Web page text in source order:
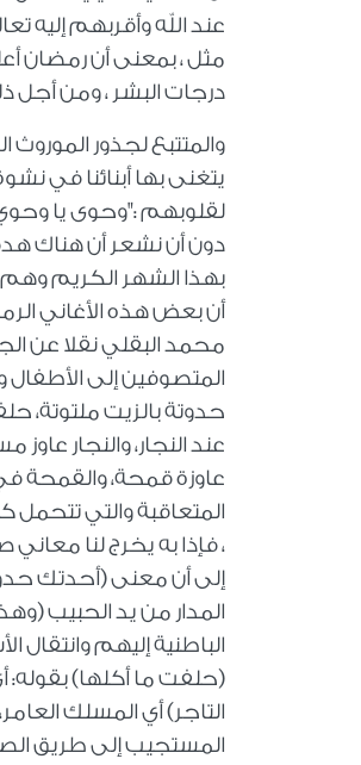
عند الله وأقربهم إليه
مثل ، بمعنى أن رمضان
درجات البشر ، ومن أجل
والمتتبع لجذور
يتغنى بها أبنائنا في
لقلوبهم :"وحوى يا
دون أن نشعر أن هناك
بهذا الشهر الكريم وهم
أن بعض هذه الأغاني
محمد البقلي نقلا عن
المتصوفين إلى
حدوتة بالزيت ملتوتة،
عند النجار، والنجار
عاوزة قمحة، والقمحة في
المتعاقبة والتي تتحمل
، فإذا به يخرج لنا
إلى أن معنى (أحدتك
المدار من يد الحبيب
الباطنية إليهم
(حلفت ما أكلها) بقوله:
التاجر) أي المسلك
المستجيب إلى طريق